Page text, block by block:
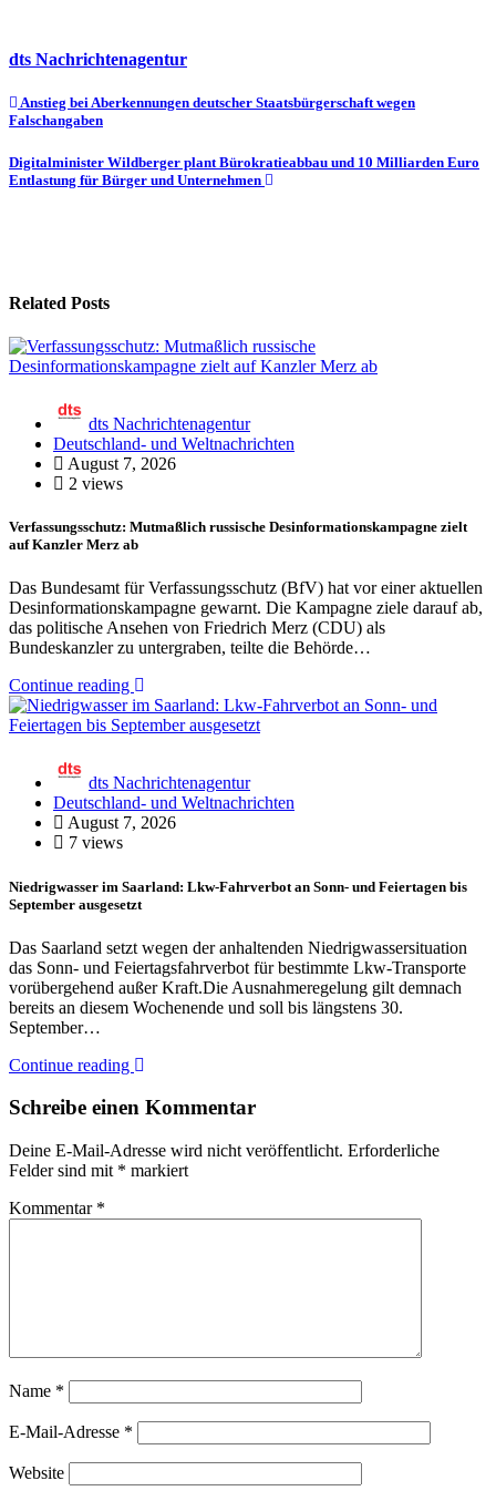
dts Nachrichtenagentur
Beitragsnavigation
Anstieg bei Aberkennungen deutscher Staatsbürgerschaft wegen
Falschangaben
Digitalminister Wildberger plant Bürokratieabbau und 10 Milliarden Euro
Entlastung für Bürger und Unternehmen
Related Posts
dts Nachrichtenagentur
Deutschland- und Weltnachrichten
August 7, 2026
2 views
Verfassungsschutz: Mutmaßlich russische Desinformationskampagne zielt
auf Kanzler Merz ab
Das Bundesamt für Verfassungsschutz (BfV) hat vor einer aktuellen
Desinformationskampagne gewarnt. Die Kampagne ziele darauf ab,
das politische Ansehen von Friedrich Merz (CDU) als
Bundeskanzler zu untergraben, teilte die Behörde…
Continue reading
dts Nachrichtenagentur
Deutschland- und Weltnachrichten
August 7, 2026
7 views
Niedrigwasser im Saarland: Lkw-Fahrverbot an Sonn- und Feiertagen bis
September ausgesetzt
Das Saarland setzt wegen der anhaltenden Niedrigwassersituation
das Sonn- und Feiertagsfahrverbot für bestimmte Lkw-Transporte
vorübergehend außer Kraft.Die Ausnahmeregelung gilt demnach
bereits an diesem Wochenende und soll bis längstens 30.
September…
Continue reading
Schreibe einen Kommentar
Deine E-Mail-Adresse wird nicht veröffentlicht. Erforderliche
Felder sind mit * markiert
Kommentar *
Name *
E-Mail-Adresse *
Website